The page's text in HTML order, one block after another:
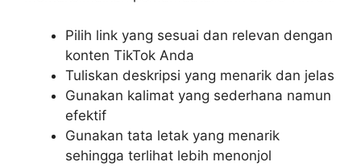
Pilih link yang sesuai dan relevan dengan
konten TikTok Anda
Tuliskan deskripsi yang menarik dan jelas
Gunakan kalimat yang sederhana namun
efektif
Gunakan tata letak yang menarik
sehingga terlihat lebih menonjol